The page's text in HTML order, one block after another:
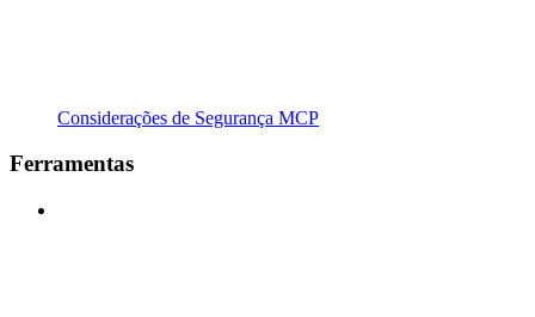
Considerações de Segurança MCP
Ferramentas